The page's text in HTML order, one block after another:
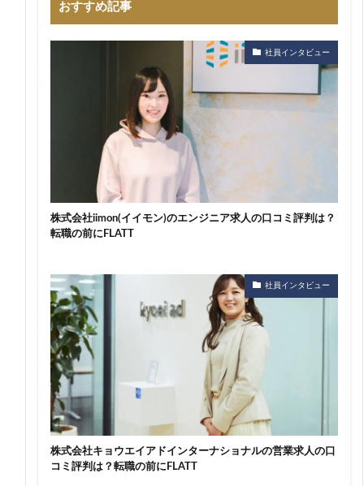
おすすめ記事
社員インタビュー
株式会社iimon(イイモン)のエンジニア求人の口コミ評判は？
転職の前にFLATT
社員インタビュー
株式会社キョウエイアドインターナショナルの営業求人の口
コミ評判は？転職の前にFLATT